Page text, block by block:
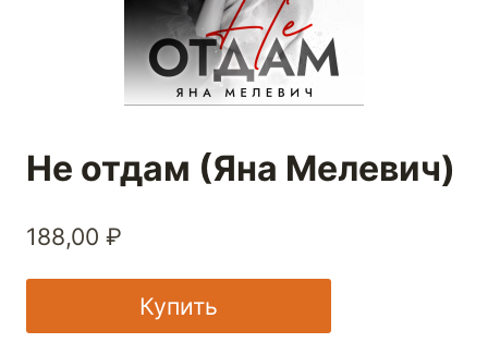
Не отдам (Яна Мелевич)
188,00 ₽
Купить